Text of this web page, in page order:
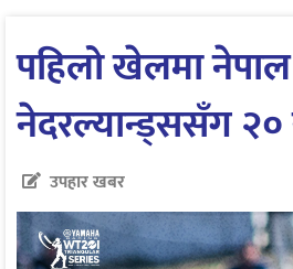
पहिलो खेलमा नेपाल
नेदरल्यान्ड्ससँग
उपहार खबर